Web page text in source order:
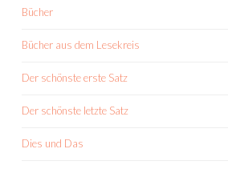
Bücher
Bücher aus dem Lesekreis
Der schönste erste Satz
Der schönste letzte Satz
Dies und Das